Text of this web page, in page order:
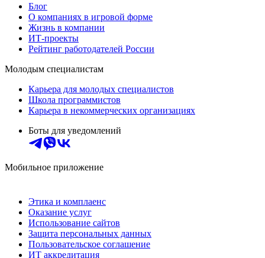
Блог
О компаниях в игровой форме
Жизнь в компании
ИТ-проекты
Рейтинг работодателей России
Молодым специалистам
Карьера для молодых специалистов
Школа программистов
Карьера в некоммерческих организациях
Боты для уведомлений
Мобильное приложение
Этика и комплаенс
Оказание услуг
Использование сайтов
Защита персональных данных
Пользовательское соглашение
ИТ аккредитация